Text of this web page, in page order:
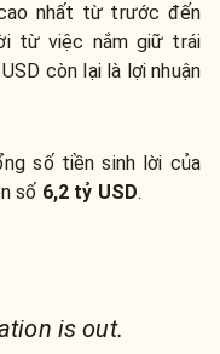
nhất từ trước đến
từ việc nắm giữ trái
còn lại là lợi nhuận
số tiền sinh lời của
số 6,2 tỷ USD.
is out.